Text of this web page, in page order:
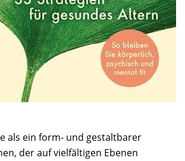
als ein form- und gestaltbarer
der auf vielfältigen Ebenen